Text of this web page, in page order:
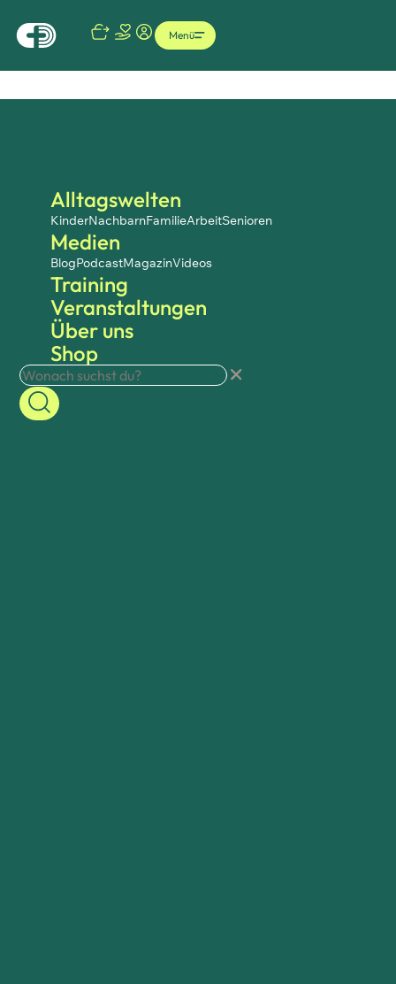
Alltagswelten
KinderNachbarnFamilieArbeitSenioren
Medien
BlogPodcastMagazinVideos
Training
Veranstaltungen
Über uns
Shop
Menü